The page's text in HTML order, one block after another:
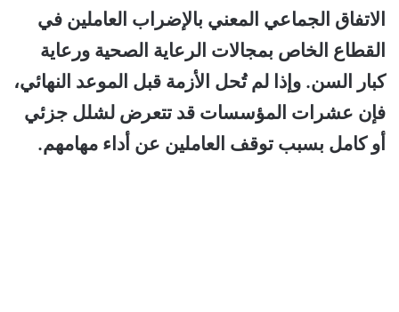
الاتفاق الجماعي المعني بالإضراب العاملين في
القطاع الخاص بمجالات الرعاية الصحية ورعاية
كبار السن. وإذا لم تُحل الأزمة قبل الموعد النهائي،
فإن عشرات المؤسسات قد تتعرض لشلل جزئي
أو كامل بسبب توقف العاملين عن أداء مهامهم.